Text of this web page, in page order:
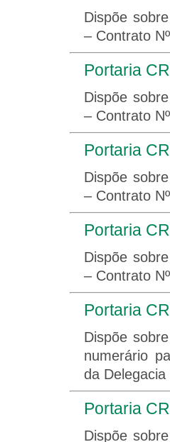
Dispõe
– Contrato
Portaria
Dispõe
– Contrato
Portaria
Dispõe
– Contrato
Portaria
Dispõe
– Contrato
Portaria
Dispõe
numerário
da
Portaria
Dispõe